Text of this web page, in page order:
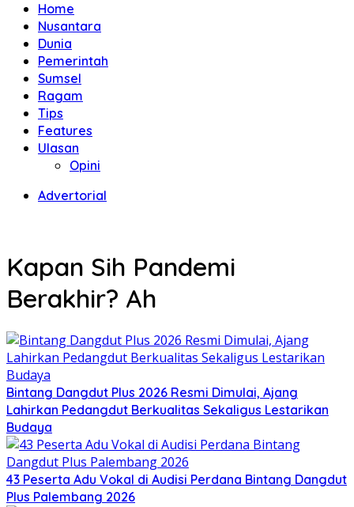
Home
Nusantara
Dunia
Pemerintah
Sumsel
Ragam
Tips
Features
Ulasan
Opini
Advertorial
Kapan Sih Pandemi
Berakhir? Ah
Bintang Dangdut Plus 2026 Resmi Dimulai, Ajang
Lahirkan Pedangdut Berkualitas Sekaligus Lestarikan
Budaya
43 Peserta Adu Vokal di Audisi Perdana Bintang Dangdut
Plus Palembang 2026